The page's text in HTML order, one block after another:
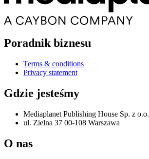
Poradnik biznesu
Terms & conditions
Privacy statement
Gdzie jesteśmy
Mediaplanet Publishing House Sp. z o.o.
ul. Zielna 37 00-108 Warszawa
O nas